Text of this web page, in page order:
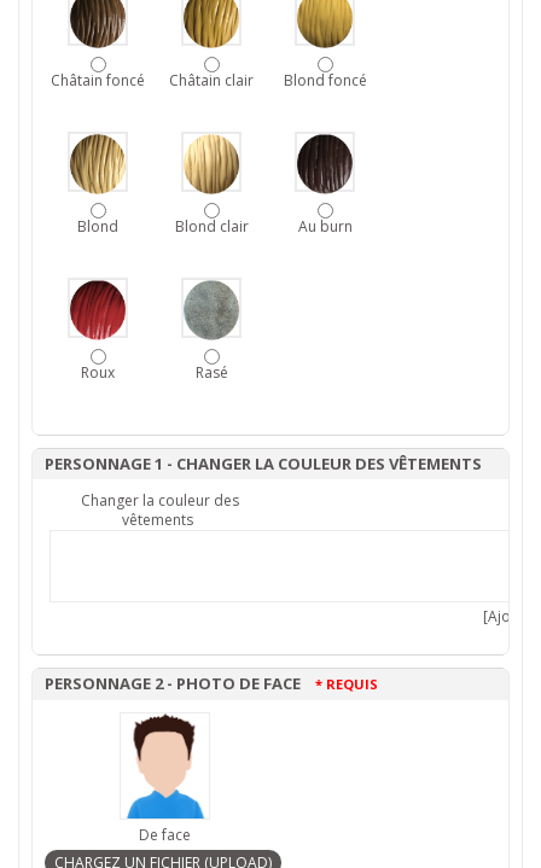
Châtain foncé Châtain clair Blond foncé
Blond Blond clair Au burn
Roux Rasé
PERSONNAGE 1 - CHANGER LA COULEUR DES VÊTEMENTS
Changer la couleur des
vêtements
PERSONNAGE 2 - PHOTO DE FACE * REQUIS
De face